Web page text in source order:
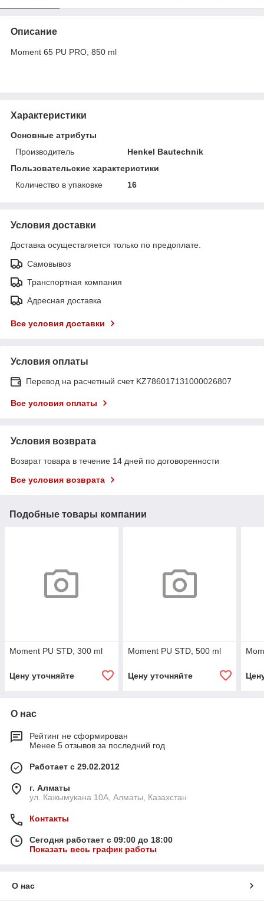
Описание
Moment 65 PU PRO, 850 ml
Характеристики
Основные атрибуты
Производитель
Henkel Bautechnik
Пользовательские характеристики
Количество в упаковке
16
Условия доставки
Доставка осуществляется только по предоплате.
Самовывоз
Транспортная компания
Адресная доставка
Все условия доставки
Условия оплаты
Перевод на расчетный счет KZ786017131000026807
Все условия оплаты
Условия возврата
Возврат товара в течение 14 дней по договоренности
Все условия возврата
Подобные товары компании
Moment PU STD, 300 ml
Цену уточняйте
Moment PU STD, 500 ml
Цену уточняйте
О нас
Рейтинг не сформирован
Менее 5 отзывов за последний год
Работает с 29.02.2012
г. Алматы
ул. Кажымукана 10А, Алматы, Казахстан
Контакты
Сегодня работает с 09:00 до 18:00
Показать весь график работы
О нас